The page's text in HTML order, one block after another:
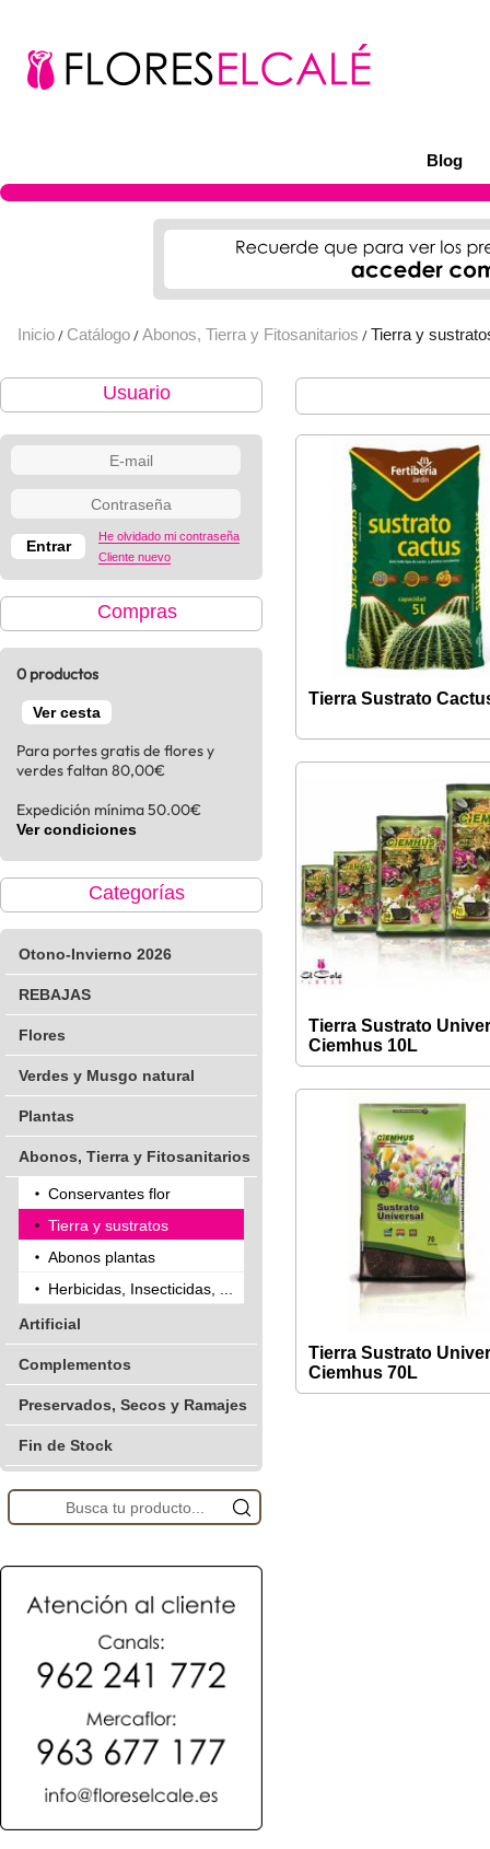
Blog
Inicio / Catálogo / Abonos, Tierra y Fitosanitarios / Tierra y
Usuario
He olvidado mi contraseña
Cliente nuevo
Compras
0 productos
Ver cesta
Para portes gratis de flores y
verdes faltan 80,00€
Expedición mínima 50.00€
Ver condiciones
Categorías
Otono-Invierno 2026
REBAJAS
Flores
Verdes y Musgo natural
Plantas
Abonos, Tierra y Fitosanitarios
Conservantes flor
Tierra y sustratos
Abonos plantas
Herbicidas, Insecticidas, ...
Artificial
Complementos
Preservados, Secos y Ramajes
Fin de Stock
Tierra Sustrato
Tierra Sustrato
Ciemhus 10L
Tierra Sustrato
Ciemhus 70L